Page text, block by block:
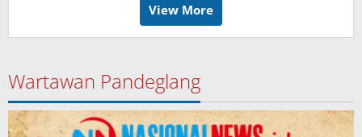
View More
Wartawan Pandeglang